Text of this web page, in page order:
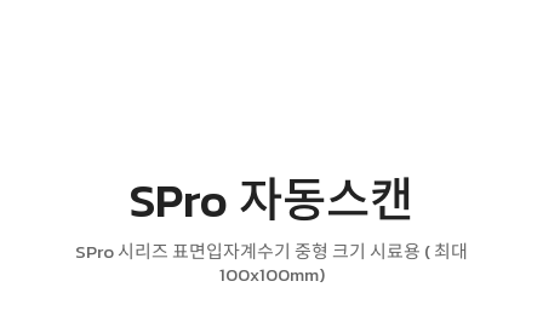
SPro 자동스캔
SPro 시리즈 표면입자계수기 중형 크기 시료용 ( 최대
100x100mm)